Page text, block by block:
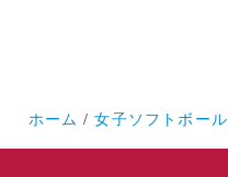
ホーム 女子ソフトボール